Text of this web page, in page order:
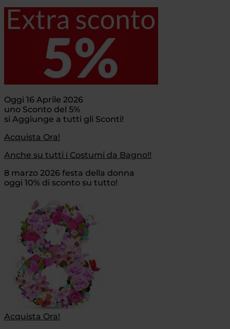
Oggi 16 Aprile 2026
uno Sconto del 5%
si Aggiunge a tutti gli Sconti!
Acquista Ora!
Anche su tutti i Costumi da Bagno!!
8 marzo 2026 festa della donna
oggi 10% di sconto su tutto!
Acquista Ora!